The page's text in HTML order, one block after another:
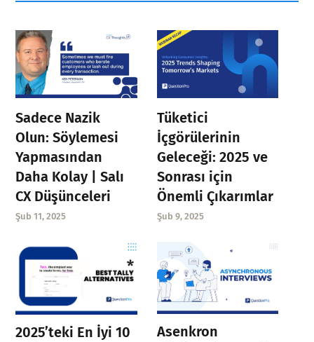
Sadece Nazik
Olun: Söylemesi
Yapmasından
Daha Kolay | Salı
CX Düşünceleri
Şub 11, 2025
Tüketici
İçgörülerinin
Geleceği: 2025 ve
Sonrası için
Önemli Çıkarımlar
Şub 9, 2025
2025’teki En İyi 10
Asenkron